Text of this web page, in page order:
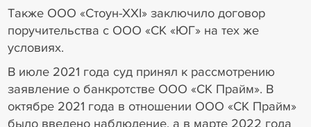
Также ООО «Стоун-XXI» заключило договор
поручительства с ООО «СК «ЮГ» на тех же
условиях.
В июле 2021 года суд принял к рассмотрению
заявление о банкротстве ООО «СК Прайм». В
октябре 2021 года в отношении ООО «СК Прайм»
было введено наблюдение, а в марте 2022 года